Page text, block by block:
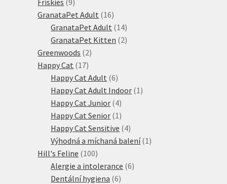
produktů
GranataPet Adult 1616
produktů
GranataPet Adult 1414
produktů
GranataPet Kitten 22
Greenwoods 22
Happy Cat 1717
produktů
Happy Cat Adult 66
produktů
Happy Cat Adult Indoor 1 1
Happy Cat Junior 44
produkty
Happy Cat Senior 1 1
produkt
Happy Cat Sensitive 44
produkty
Výhodná a míchaná balení 1 1
Hill's Feline 100100
produktů
Alergie a intolerance 66
Dentální hygiena 66